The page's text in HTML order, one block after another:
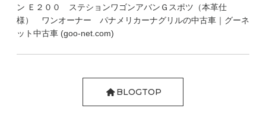
ン Ｅ２００ ステションワゴンアバンＧスポツ（本革仕
様） ワンオーナー パナメリカーナグリルの中古車｜グーネ
ット中古車 (goo-net.com)
BLOGTOP